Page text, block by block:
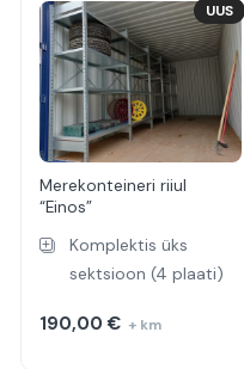
Merekonteineri riiul
“Einos”
Komplektis üks
sektsioon (4 plaati)
190,00€ + km
UUS